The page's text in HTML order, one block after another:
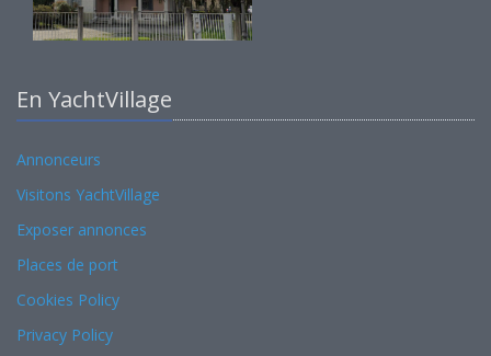
En YachtVillage
Annonceurs
Visitons YachtVillage
Exposer annonces
Places de port
Cookies Policy
Privacy Policy